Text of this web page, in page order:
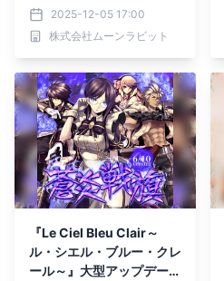
定！2025-12-05 17:00
株式会社ムーンラビット
『Le Ciel Bleu Clair～
ル・シエル・ブルー・クレ
ール～』大型アップデート